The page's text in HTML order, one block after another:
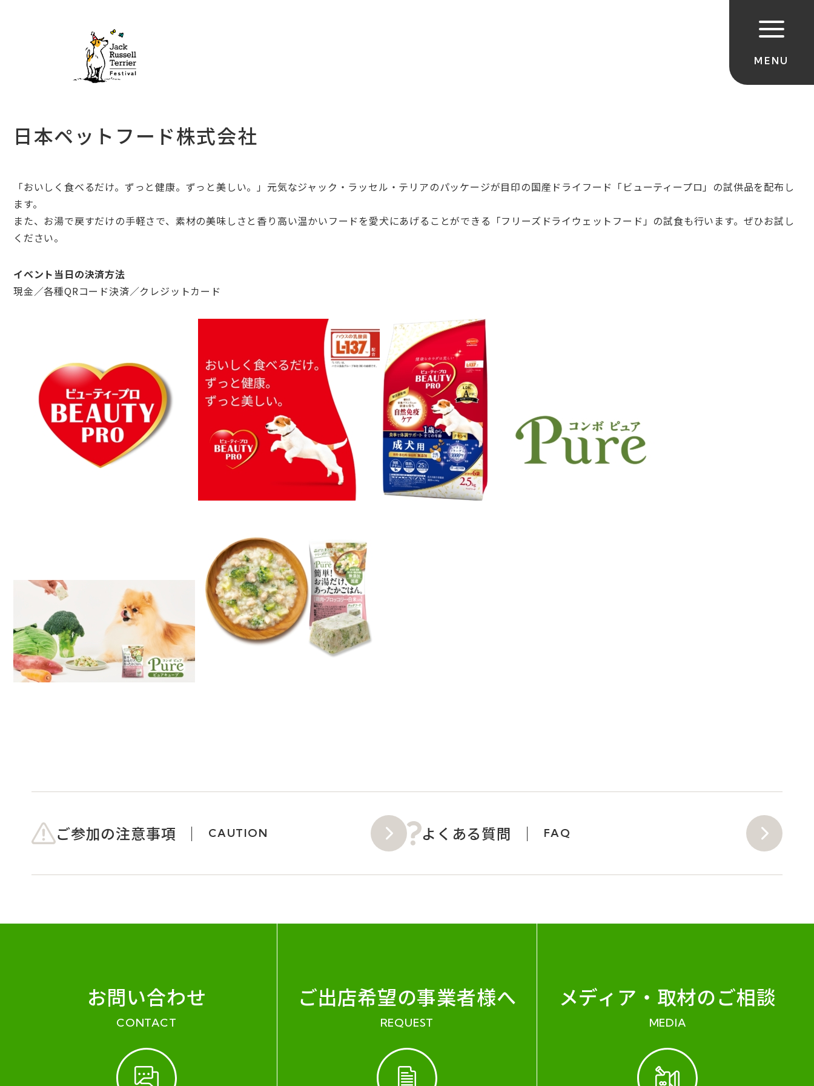
日本ペットフード株式会社
「おいしく食べるだけ。ずっと健康。ずっと美しい。」元気なジャック・ラッセル・テリアのパッケージが目印の国産ドライフード「ビューティープロ」の試供品を配布し
ます。
また、お湯で戻すだけの手軽さで、素材の美味しさと香り高い温かいフードを愛犬にあげることができる「フリーズドライウェットフード」の試食も行います。ぜひお試し
ください。
イベント当日の決済方法
現金／各種QRコード決済／クレジットカード
ご参加の注意事項 CAUTION よくある質問 FAQ
お問い合わせ
CONTACT
ご出店希望の事業者様へ
REQUEST
メディア・ 取材のご相談
MEDIA